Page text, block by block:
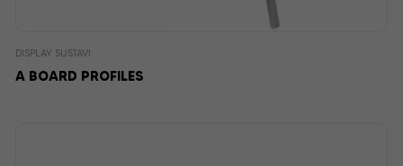
DISPLAY SUSTAVI
A BOARD PROFILES